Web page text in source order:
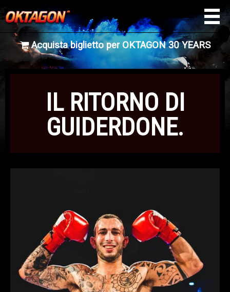
Acquista biglietto per OKTAGON 30 YEARS
IL RITORNO DI
GUIDERDONE.